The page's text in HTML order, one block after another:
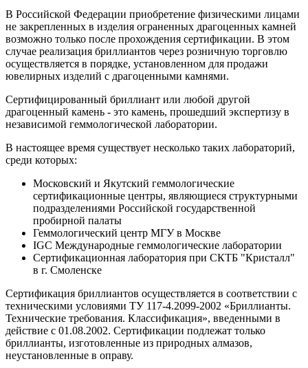
В Российской Федерации приобретение физическими лицами
не закрепленных в изделия ограненных драгоценных камней
возможно только после прохождения сертификации. В этом
случае реализация бриллиантов через розничную торговлю
осуществляется в порядке, установленном для продажи
ювелирных изделий с драгоценными камнями.
Сертифицированный бриллиант или любой другой
драгоценный камень - это камень, прошедший экспертизу в
независимой геммологической лаборатории.
В настоящее время существует несколько таких лабораторий,
среди которых:
Московский и Якутский геммологические
сертификационные центры, являющиеся структурными
подразделениями Российской государственной
пробирной палаты
Геммологический центр МГУ в Москве
IGC Международные геммологические лаборатории
Сертификационная лаборатория при СКТБ "Кристалл"
в г. Смоленске
Сертификация бриллиантов осуществляется в соответствии с
техническими условиями ТУ 117-4.2099-2002 «Бриллианты.
Технические требования. Классификация», введенными в
действие с 01.08.2002. Сертификации подлежат только
бриллианты, изготовленные из природных алмазов,
неустановленные в оправу.